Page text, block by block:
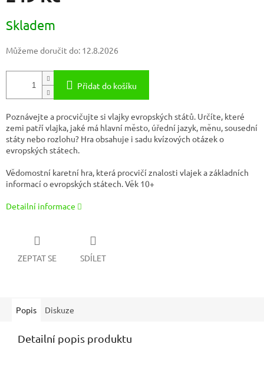
cena:
Skladem
Můžeme doručit do: 12.8.2026
Přidat do košíku
Poznávejte a procvičujte si vlajky evropských států. Určíte, které
zemi patří vlajka, jaké má hlavní město, úřední jazyk, měnu, sousední
státy nebo rozlohu? Hra obsahuje i sadu kvízových otázek o
evropských státech.
Vědomostní karetní hra, která procvičí znalosti vlajek a základních
informací o evropských státech. Věk 10+
Detailní informace
ZEPTAT SE SDÍLET
Popis Diskuze
Detailní popis produktu